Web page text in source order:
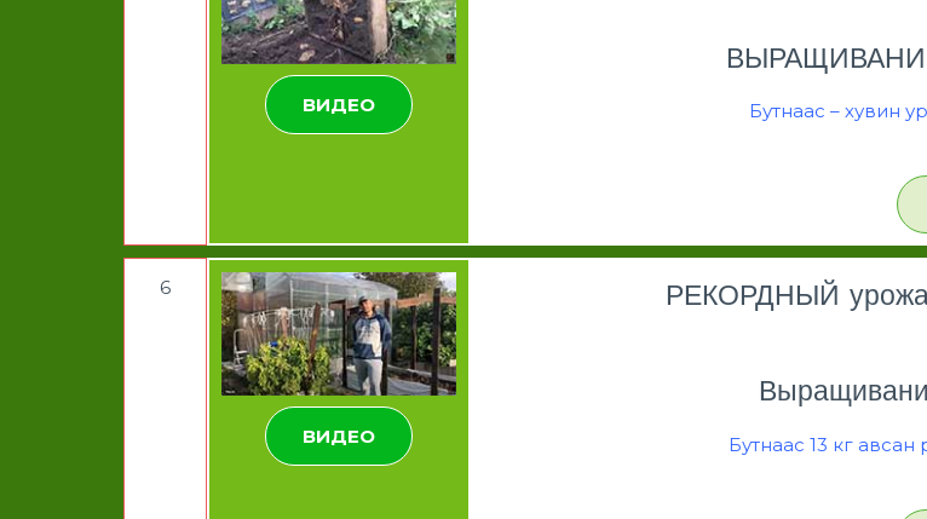
ВИДЕО Бутнаас – хувин
6
ВИДЕО
РЕКОРДНЫЙ
Бутнаас 13 кг